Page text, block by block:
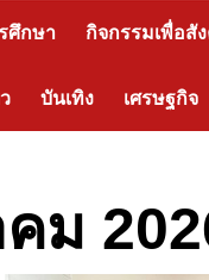
ศึกษา กิจกรรมเพื่อสั
บันเทิง เศรษฐกิจ
ม